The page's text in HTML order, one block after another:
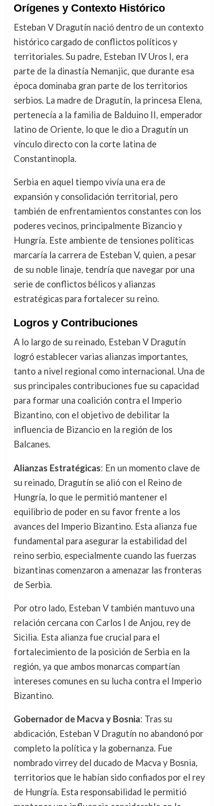
Orígenes y Contexto Histórico
Esteban V Dragutín nació dentro de un contexto
histórico cargado de conflictos políticos y
territoriales. Su padre, Esteban IV Uros I, era
parte de la dinastía Nemanjic, que durante esa
época dominaba gran parte de los territorios
serbios. La madre de Dragutín, la princesa Elena,
pertenecía a la familia de Balduino II, emperador
latino de Oriente, lo que le dio a Dragutín un
vínculo directo con la corte latina de
Constantinopla.
Serbia en aquel tiempo vivía una era de
expansión y consolidación territorial, pero
también de enfrentamientos constantes con los
poderes vecinos, principalmente Bizancio y
Hungría. Este ambiente de tensiones políticas
marcaría la carrera de Esteban V, quien, a pesar
de su noble linaje, tendría que navegar por una
serie de conflictos bélicos y alianzas
estratégicas para fortalecer su reino.
Logros y Contribuciones
A lo largo de su reinado, Esteban V Dragutín
logró establecer varias alianzas importantes,
tanto a nivel regional como internacional. Una de
sus principales contribuciones fue su capacidad
para formar una coalición contra el Imperio
Bizantino, con el objetivo de debilitar la
influencia de Bizancio en la región de los
Balcanes.
Alianzas Estratégicas: En un momento clave de
su reinado, Dragutín se alió con el Reino de
Hungría, lo que le permitió mantener el
equilibrio de poder en su favor frente a los
avances del Imperio Bizantino. Esta alianza fue
fundamental para asegurar la estabilidad del
reino serbio, especialmente cuando las fuerzas
bizantinas comenzaron a amenazar las fronteras
de Serbia.
Por otro lado, Esteban V también mantuvo una
relación cercana con Carlos I de Anjou, rey de
Sicilia. Esta alianza fue crucial para el
fortalecimiento de la posición de Serbia en la
región, ya que ambos monarcas compartían
intereses comunes en su lucha contra el Imperio
Bizantino.
Gobernador de Macva y Bosnia: Tras su
abdicación, Esteban V Dragutín no abandonó por
completo la política y la gobernanza. Fue
nombrado virrey del ducado de Macva y Bosnia,
territorios que le habían sido confiados por el rey
de Hungría. Esta responsabilidad le permitió